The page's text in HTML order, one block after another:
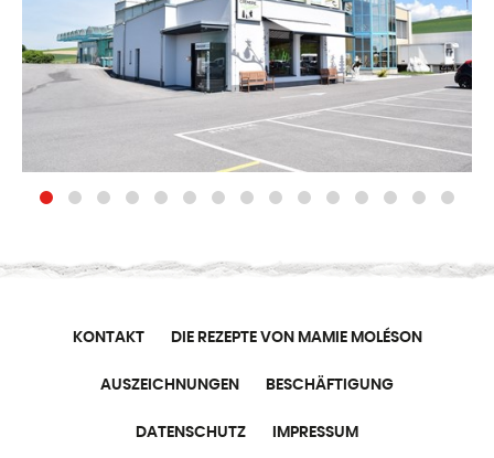
KONTAKT DIE REZEPTE VON MAMIE MOLÉSON
AUSZEICHNUNGEN BESCHÄFTIGUNG
DATENSCHUTZ IMPRESSUM